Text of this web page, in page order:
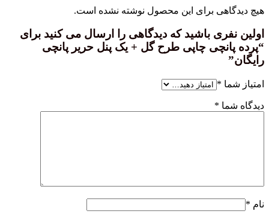
هیچ دیدگاهی برای این محصول نوشته نشده است.
اولین نفری باشید که دیدگاهی را ارسال می کنید برای
“پرده پانچی چاپی طرح گل + یک پنل حریر پانچی
رایگان”
امتیاز شما*
دیدگاه شما*
نام*